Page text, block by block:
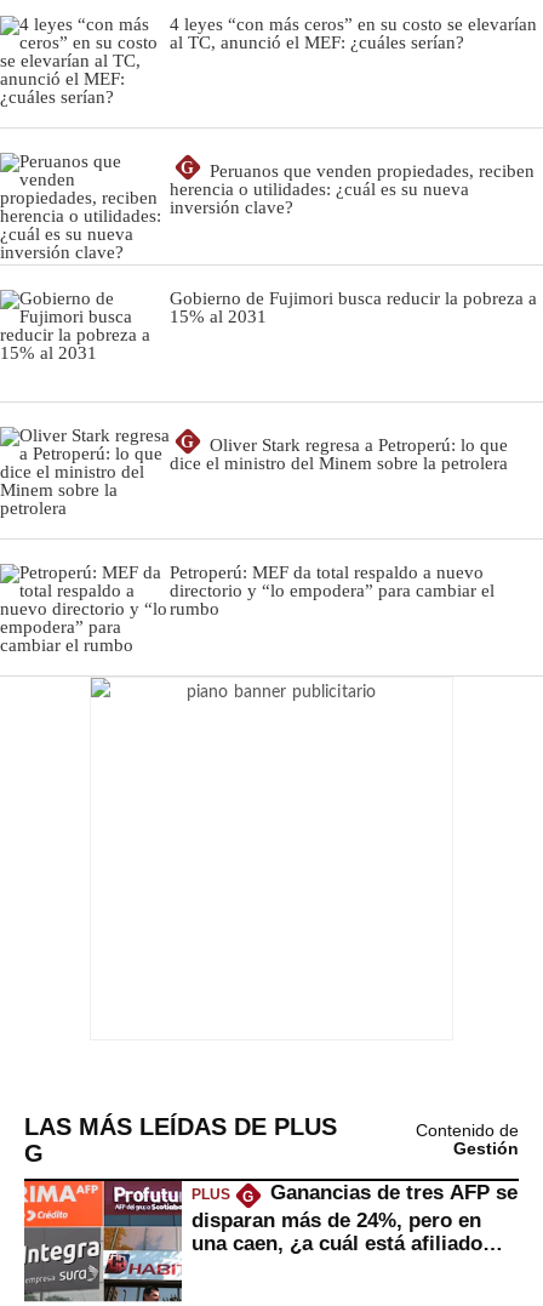
4 leyes “con más ceros” en su costo se elevarían
al TC, anunció el MEF: ¿cuáles serían?
G
Peruanos que venden propiedades, reciben
herencia o utilidades: ¿cuál es su nueva
inversión clave?
Gobierno de Fujimori busca reducir la pobreza a
15% al 2031
G
Oliver Stark regresa a Petroperú: lo que
dice el ministro del Minem sobre la petrolera
Petroperú: MEF da total respaldo a nuevo
directorio y “lo empodera” para cambiar el
rumbo
LAS MÁS LEÍDAS DE PLUS
G
Contenido de
Gestión
PLUS G
Ganancias de tres AFP se
disparan más de 24%, pero en
una caen, ¿a cuál está afiliado